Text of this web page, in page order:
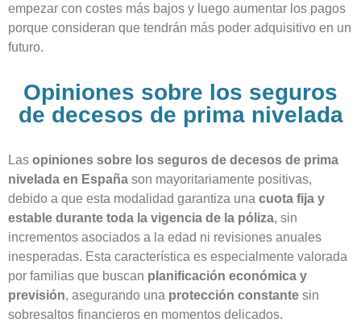
empezar con costes más bajos y luego aumentar los pagos
porque consideran que tendrán más poder adquisitivo en un
futuro.
Opiniones sobre los seguros
de decesos de prima nivelada
Las opiniones sobre los seguros de decesos de prima
nivelada en España son mayoritariamente positivas,
debido a que esta modalidad garantiza una cuota fija y
estable durante toda la vigencia de la póliza, sin
incrementos asociados a la edad ni revisiones anuales
inesperadas. Esta característica es especialmente valorada
por familias que buscan planificación económica y
previsión, asegurando una protección constante sin
sobresaltos financieros en momentos delicados.